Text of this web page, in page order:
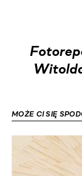
MOŻE CI SIĘ